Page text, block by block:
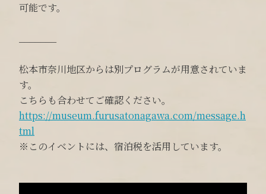
可能です。
松本市奈川地区からは別プログラムが用意されていま
す。
こちらも合わせてご確認ください。
https://museum.furusatonagawa.com/message.h
tml
※このイベントには、宿泊税を活用しています。